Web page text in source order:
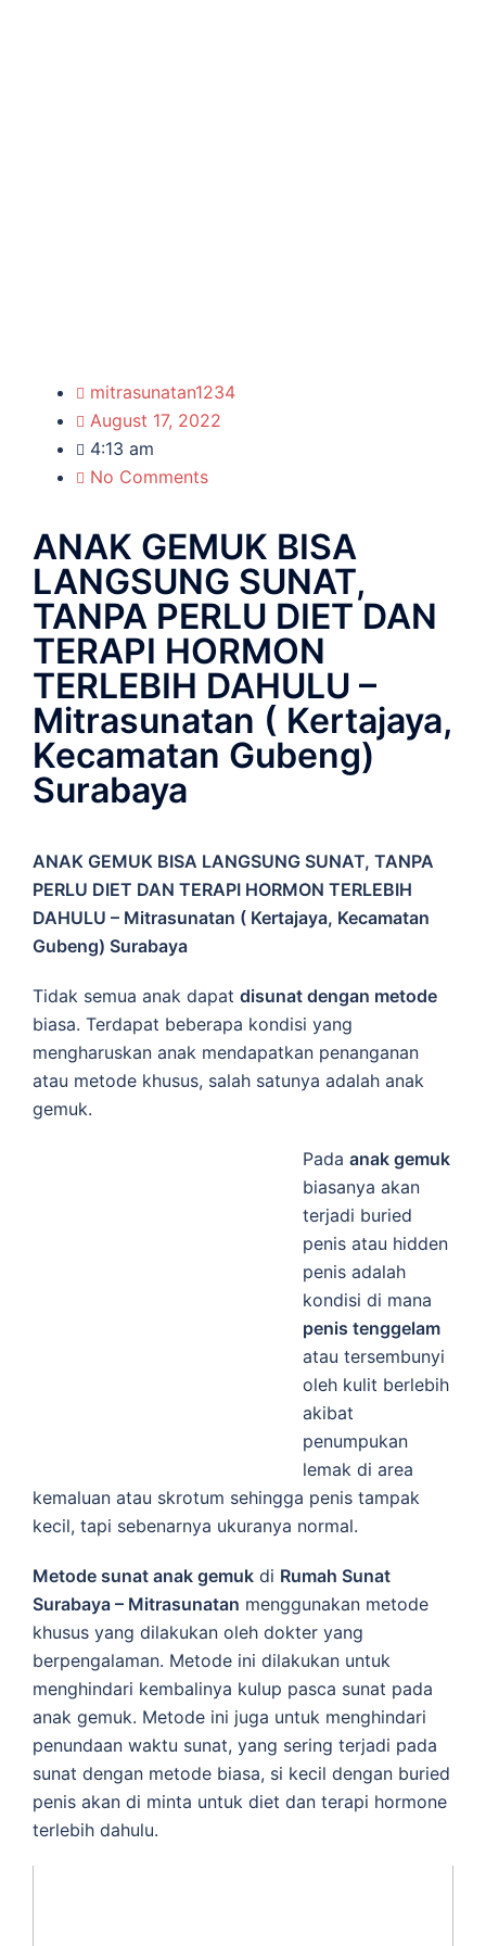
mitrasunatan1234
August 17, 2022
4:13 am
No Comments
ANAK GEMUK BISA
LANGSUNG SUNAT,
TANPA PERLU DIET DAN
TERAPI HORMON
TERLEBIH DAHULU –
Mitrasunatan ( Kertajaya,
Kecamatan Gubeng)
Surabaya
ANAK GEMUK BISA LANGSUNG SUNAT, TANPA
PERLU DIET DAN TERAPI HORMON TERLEBIH
DAHULU – Mitrasunatan ( Kertajaya, Kecamatan
Gubeng) Surabaya
Tidak semua anak dapat disunat dengan metode
biasa. Terdapat beberapa kondisi yang
mengharuskan anak mendapatkan penanganan
atau metode khusus, salah satunya adalah anak
gemuk.
Pada anak gemuk
biasanya akan
terjadi buried
penis atau hidden
penis adalah
kondisi di mana
penis tenggelam
atau tersembunyi
oleh kulit berlebih
akibat
penumpukan
lemak di area
kemaluan atau skrotum sehingga penis tampak
kecil, tapi sebenarnya ukuranya normal.
Metode sunat anak gemuk di Rumah Sunat
Surabaya – Mitrasunatan menggunakan metode
khusus yang dilakukan oleh dokter yang
berpengalaman. Metode ini dilakukan untuk
menghindari kembalinya kulup pasca sunat pada
anak gemuk. Metode ini juga untuk menghindari
penundaan waktu sunat, yang sering terjadi pada
sunat dengan metode biasa, si kecil dengan buried
penis akan di minta untuk diet dan terapi hormone
terlebih dahulu.